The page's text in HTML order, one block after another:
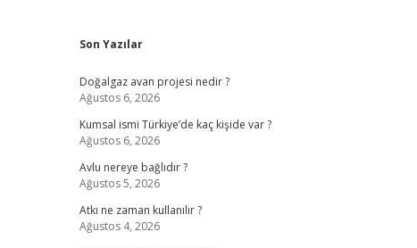
Sidebar
Son Yazılar
Doğalgaz avan projesi nedir ?
Ağustos 6, 2026
Kumsal ismi Türkiye’de kaç kişide var ?
Ağustos 6, 2026
Avlu nereye bağlıdır ?
Ağustos 5, 2026
Atkı ne zaman kullanılır ?
Ağustos 4, 2026